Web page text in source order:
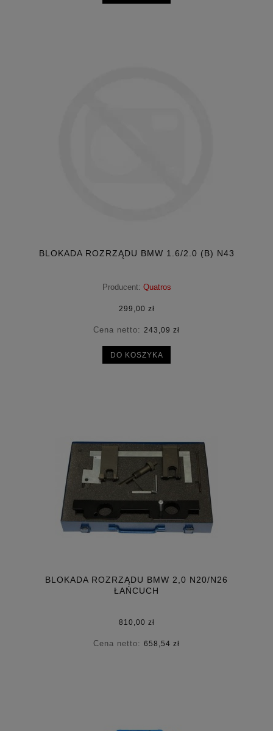
BLOKADA ROZRZĄDU BMW 1.6/2.0 (B) N43
Producent: Quatros
299,00 zł
Cena netto: 243,09 zł
DO KOSZYKA
BLOKADA ROZRZĄDU BMW 2,0 N20/N26
ŁAŃCUCH
810,00 zł
Cena netto: 658,54 zł